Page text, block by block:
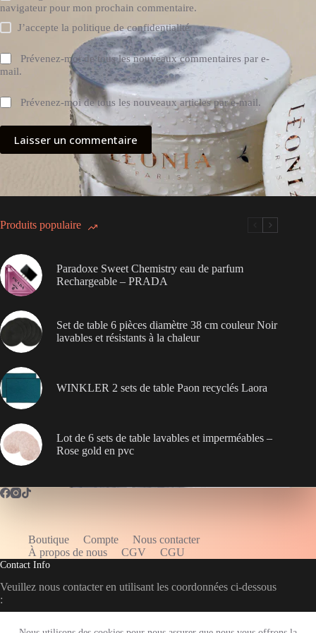
navigateur pour mon prochain commentaire.
J’accepte la politique de confidentialité
Prévenez-moi de tous les nouveaux commentaires par e-
mail.
Prévenez-moi de tous les nouveaux articles par e-mail.
Laisser un commentaire
Produits populaire
Paradoxe Sweet Chemistry eau de parfum
Rechargeable – PRADA
Set de table 6 pièces diamètre 38 cm couleur Noir
lavables et résistants à la chaleur
WINKLER 2 sets de table Paon recyclés Laora
Lot de 6 sets de table lavables et imperméables –
Rose gold en pvc
Boutique Compte
Nous contacter
À propos de nous
CGV CGU
Contact Info
Veuillez nous contacter en utilisant les coordonnées ci-dessous
:
Email :
WELCOME5